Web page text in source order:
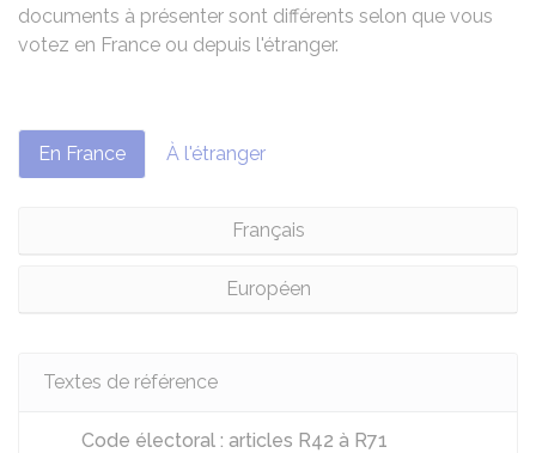
documents à présenter sont différents selon que vous
votez en France ou depuis l'étranger.
En France À l'étranger
Français
Européen
Textes de référence
Code électoral : articles R42 à R71